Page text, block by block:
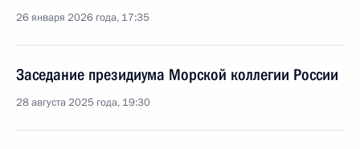
26 января 2026 года, 17:35
Заседание президиума Морской коллегии России
28 августа 2025 года, 19:30